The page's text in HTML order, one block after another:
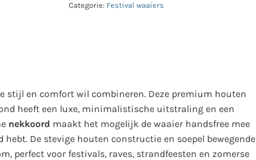
Categorie: Festival waaiers
stijl en comfort wil combineren. Deze premium houten
heeft een luxe, minimalistische uitstraling en een
nekkoord maakt het mogelijk de waaier handsfree mee
De stevige houten constructie en soepel bewegende
perfect voor festivals, raves, strandfeesten en zomerse